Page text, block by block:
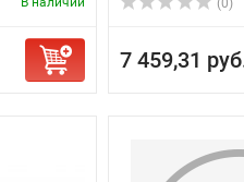
(0)
7 459,31